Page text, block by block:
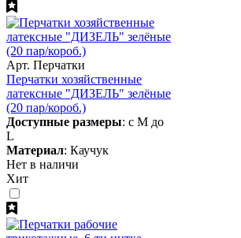
Арт. Перчатки
Перчатки хозяйственные
латексные "ДИЗЕЛЬ" зелёные
(20 пар/короб.)
Доступные размеры: с M до
L
Материал: Каучук
Нет в наличи
Хит